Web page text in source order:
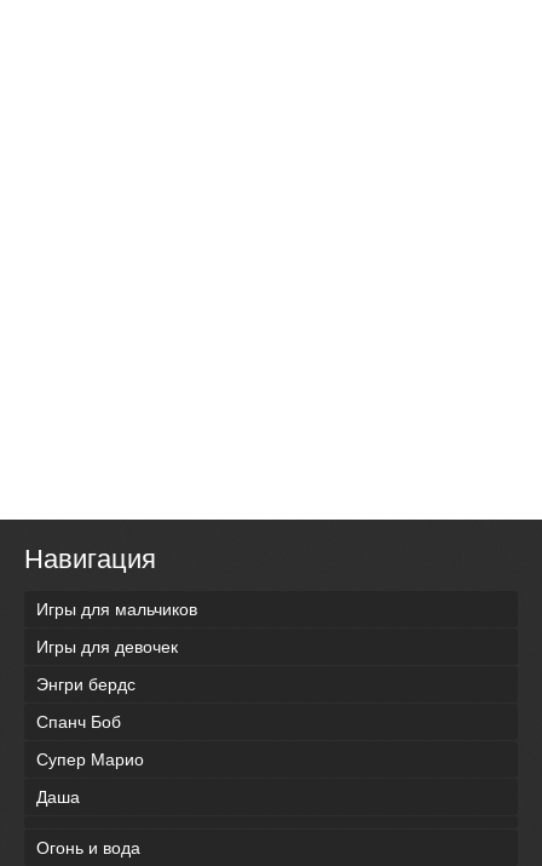
Навигация
Игры для мальчиков
Игры для девочек
Энгри бердс
Спанч Боб
Супер Марио
Даша
Огонь и вода